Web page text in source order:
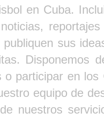
en Cuba.
sus
Disponemos
o participar en
equipo de
nuestros